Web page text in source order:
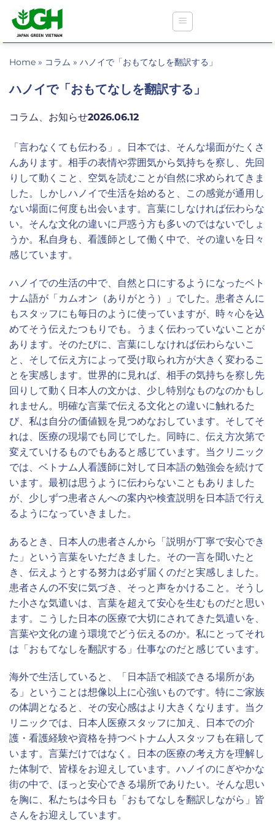
content
Home » コラム » ハノイで「おもてなしを翻訳する」
ハノイで「おもてなしを翻訳する」
コラム、 お知らせ2026.06.12
「言わなくても伝わる」。日本では、そんな場面がたくさ
んあります。相手の表情や雰囲気から気持ちを察し、先回
りして動くこと、空気を読むことが自然に求められてきま
した。しかしハノイで生活を始めると、この感覚が通用し
ない場面に何度も出会います。言葉にしなければ伝わらな
い。そんな文化の違いに戸惑う方も多いのではないでしょ
うか。私自身も、看護師として働く中で、その違いを日々
感じています。
ハノイでの生活の中で、自然と口にするようになったベト
ナム語が「カムオン（ありがとう）」でした。患者さんに
もスタッフにも毎日のように使っていますが、時々心を込
めてそう伝えたつもりでも。うまく伝わっていないことが
あります。そのたびに、言葉にしなければ伝わらないこ
と、そして伝え方によって受け取られ方が大きく変わるこ
とを実感します。世界的に見れば、相手の気持ちを察し先
回りして動く日本人の文かは、少し特別なものなのかもし
れません。明確な言葉で伝える文化との違いに触れるた
び、私は自分の価値観を見つめなおしています。そしてそ
れは、医療の現場でも同じでした。同時に、伝え方次第で
変えていけるものでもあると感じています。当クリニック
では、ベトナム人看護師に対して日本語の勉強会を続けて
います。最初は思うように伝わらないこともありました
が、少しずつ患者さんへの案内や検査説明を日本語で行え
るようになっていきました。
あるとき、日本人の患者さんから「説明が丁寧で安心でき
た」という言葉をいただきました。その一言を聞いたと
き、伝えようとする努力は必ず届くのだと実感しました。
患者さんの不安に気づき、そっと声をかけること。そうし
た小さな気遣いは、言葉を超えて安心を生むものだと思い
ます。こうした日本の医療で大切にされてきた気遣いを、
言葉や文化の違う環境でどう伝えるのか。私にとってそれ
は「おもてなしを翻訳する」仕事なのだと感じています。
海外で生活していると、「日本語で相談できる場所があ
る」ということは想像以上に心強いものです。特にご家族
の体調となると、その安心感はより大きくなります。当ク
リニックでは、日本人医療スタッフに加え、日本での介
護・看護経験や資格を持つベトナム人スタッフも在籍して
います。言葉だけではなく。日本の医療の考え方を理解し
た体制で、皆様をお迎えしています。ハノイのにぎやかな
街の中で、ほっと安心できる場所でありたい。そんな思い
を胸に、私たちは今日も「おもてなしを翻訳しながら」皆
さんをお迎えしています。
ジャパングリーンクリニック
医療保険に関する情報
外来診療および予防接種
歯科検診
健康診断
名前
名前（ふりが
な）
メールアドレス
電話番号
内科
ワクチン接種
外科
耳鼻咽喉科
皮膚科
眼科
産婦人科
その他
検査予定日
第1希望 :
日付
時間
第2希望 :